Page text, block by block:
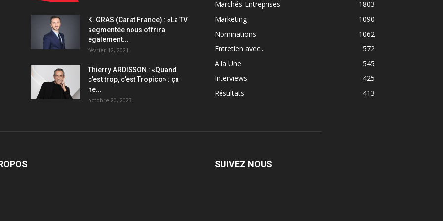
K. GRAS (Carat France) : «La TV
segmentée nous offrira
également...
février 12, 2021
Thierry ARDISSON : «Quand
c’est trop, c’est Tropico» : ça
ne...
octobre 20, 2023
Marchés-Entreprises
1803
Marketing
1090
Nominations
1062
Entretien avec...
572
A la Une
545
Interviews
425
Résultats
413
SUIVEZ NOUS